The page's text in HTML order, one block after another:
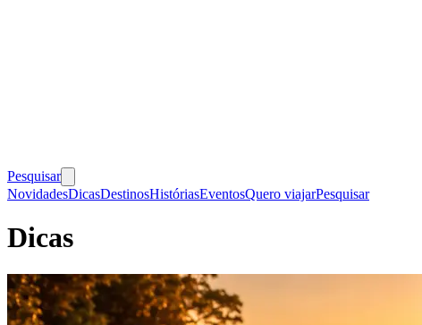
Pesquisar
NovidadesDicasDestinosHistóriasEventosQuero viajarPesquisar
Dicas